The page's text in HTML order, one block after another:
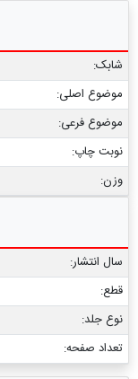
شابک:
موضوع اصلی:
موضوع فرعی:
نوبت چاپ:
وزن:
سال انتشار:
قطع:
نوع جلد:
تعداد صفحه: